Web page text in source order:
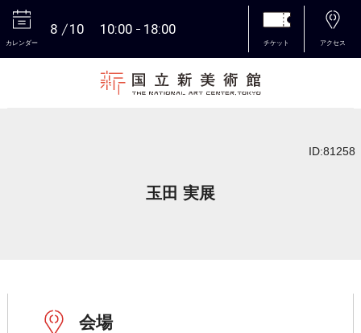
カレンダー
8 10 10:00 18:00
チケット アクセス
ID:81258
玉田 実展
会場